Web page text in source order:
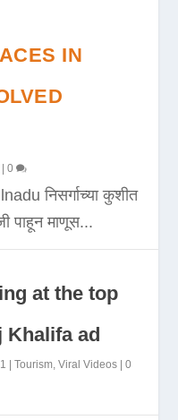
IN
|0
निसर्गाच्या कुशीत
पाहून माणूस...
at the top
Khalifa ad
|Tourism ,Viral Videos |0